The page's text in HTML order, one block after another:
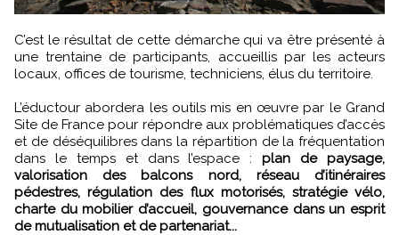
C’est le résultat de cette démarche qui va être présenté à
une trentaine de participants, accueillis par les acteurs
locaux, offices de tourisme, techniciens, élus du territoire.
L’éductour abordera les outils mis en œuvre par le Grand
Site de France pour répondre aux problématiques d’accès
et de déséquilibres dans la répartition de la fréquentation
dans le temps et dans l’espace :plan de paysage,
valorisation des balcons nord, réseau d’itinéraires
pédestres, régulation des flux motorisés, stratégie vélo,
charte du mobilier d’accueil, gouvernance dans un esprit
de mutualisation et de partenariat...